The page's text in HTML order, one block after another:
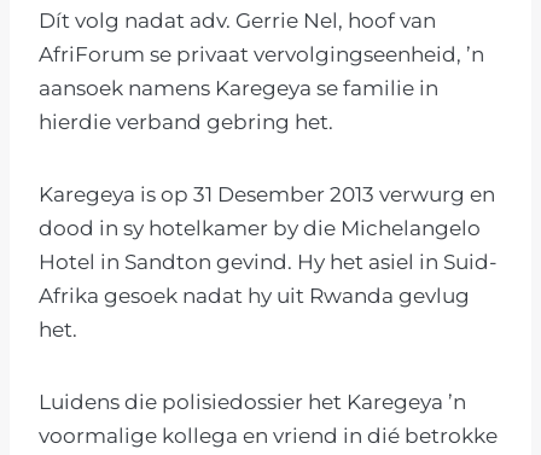
Dít volg nadat adv. Gerrie Nel, hoof van
AfriForum se privaat vervolgingseenheid, ’n
aansoek namens Karegeya se familie in
hierdie verband gebring het.
Karegeya is op 31 Desember 2013 verwurg en
dood in sy hotelkamer by die Michelangelo
Hotel in Sandton gevind. Hy het asiel in Suid-
Afrika gesoek nadat hy uit Rwanda gevlug
het.
Luidens die polisiedossier het Karegeya ’n
voormalige kollega en vriend in dié betrokke